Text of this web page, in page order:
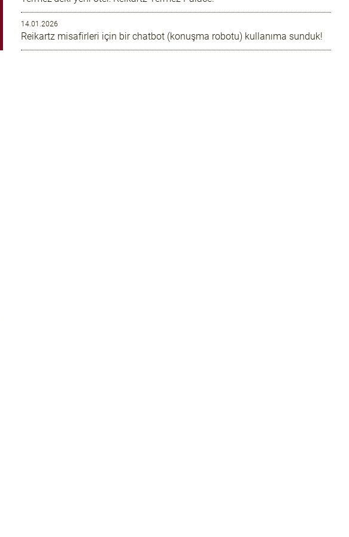
14.01.2026
Reikartz misafirleri için bir chatbot (konuşma robotu) kullanıma sunduk!